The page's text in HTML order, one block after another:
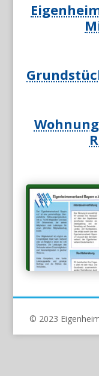
© 2023